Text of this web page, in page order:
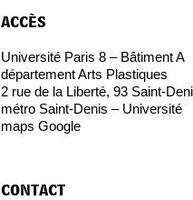
accès
Université Paris 8 – Bâtiment A
département Arts Plastiques
2 rue de la Liberté, 93 Saint-
métro Saint-Denis – Université
maps Google
contact